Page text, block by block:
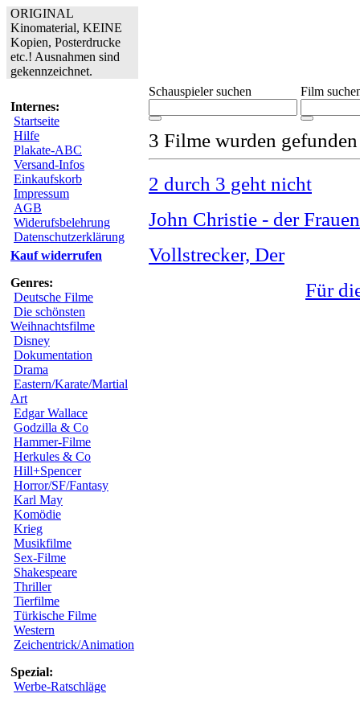
ORIGINAL
Kinomaterial, KEINE
Kopien, Posterdrucke
etc.! Ausnahmen sind
gekennzeichnet.
Internes:
Startseite
Hilfe
Plakate-ABC
Versand-Infos
Einkaufskorb
Impressum
AGB
Widerufsbelehrung
Datenschutzerklärung
Kauf widerrufen
Genres:
Deutsche Filme
Die schönsten
Weihnachtsfilme
Disney
Dokumentation
Drama
Eastern/Karate/Martial
Art
Edgar Wallace
Godzilla & Co
Hammer-Filme
Herkules & Co
Hill+Spencer
Horror/SF/Fantasy
Karl May
Komödie
Krieg
Musikfilme
Sex-Filme
Shakespeare
Thriller
Tierfilme
Türkische Filme
Western
Zeichentrick/Animation
Spezial:
Werbe-Ratschläge
Schauspieler suchen Film
3 Filme wurden
2 durch 3 geht nicht
John Christie - der
Vollstrecker, Der
Für